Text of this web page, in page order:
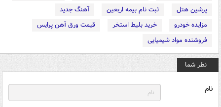
پرشین هتل
ثبت نام بیمه اربعین
آهنگ جدید
مزایده خودرو
خرید بلیط استخر
قیمت ورق آهن پرایس
فروشنده مواد شیمیایی
نظر شما
نام